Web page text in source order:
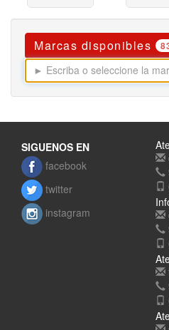
Marcas disponibles
► Escriba o seleccione la
SIGUENOS EN
facebook
twitter
instagram